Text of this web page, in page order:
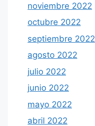
noviembre 2022
octubre 2022
septiembre 2022
agosto 2022
julio 2022
junio 2022
mayo 2022
abril 2022